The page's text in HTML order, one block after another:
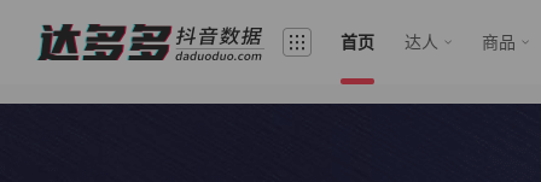
首页 达人 商品